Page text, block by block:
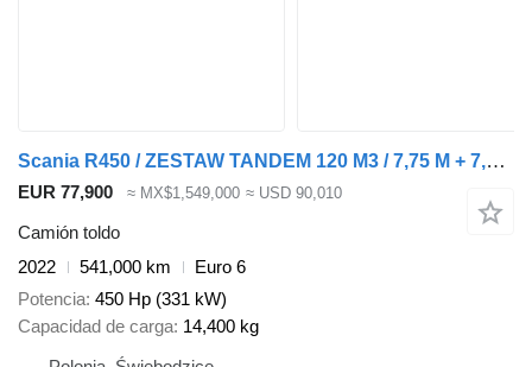
Scania R450 / ZESTAW TANDEM 120 M3 / 7,75 M + 7,75 M / SALON PL + remolque toldo
EUR 77,900 ≈ MX$1,549,000 ≈ USD 90,010
Camión toldo
2022
541,000 km
Euro 6
Potencia 450 Hp (331 kW)
Capacidad de carga 14,400 kg